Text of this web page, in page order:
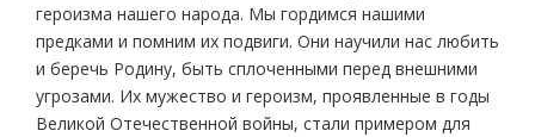
героизма нашего народа. Мы гордимся нашими
предками и помним их подвиги. Они научили нас любить
и беречь Родину, быть сплоченными перед внешними
угрозами. Их мужество и героизм, проявленные в годы
Великой Отечественной войны, стали примером для